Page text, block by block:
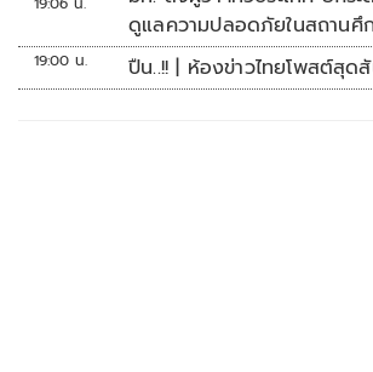
ดูแลความปลอดภัยในสถานศึ
19:00 น. ปืน..!! | ห้องข่าวไทยโพสต์สุด